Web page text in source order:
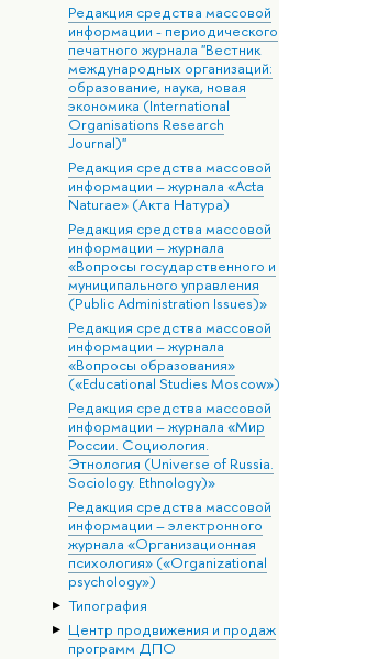
Редакция средства массовой
информации - периодического
печатного журнала "Вестник
международных организаций:
образование, наука, новая
экономика (International
Organisations Research
Journal)"
Редакция средства массовой
информации – журнала «Acta
Naturae» (Акта Натура)
Редакция средства массовой
информации – журнала
«Вопросы государственного и
муниципального управления
(Public Administration Issues)»
Редакция средства массовой
информации – журнала
«Вопросы образования»
(«Educational Studies Moscow»)
Редакция средства массовой
информации – журнала «Мир
России. Социология.
Этнология (Universe of Russia.
Sociology. Ethnology)»
Редакция средства массовой
информации – электронного
журнала «Организационная
психология» («Organizational
psychology»)
Типография
Центр продвижения и продаж
программ ДПО